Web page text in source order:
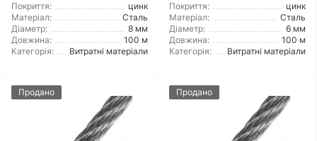
Покриття:
цинк
Матеріал:
Сталь
Діаметр:
8 мм
Довжина:
100 м
Категорія:
Витратні матеріали
Покриття:
цинк
Матеріал:
Сталь
Діаметр:
6 мм
Довжина:
100 м
Категорія:
Витратні матеріали
Продано Продано